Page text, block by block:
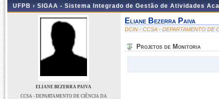
UFPB › SIGAA - Sistema Integrado de Gestão de Atividades
ELIANE BEZERRA PAIVA
CCSA - DEPARTAMENTO DE CIÊNCIA DA
Eliane Bezerra Paiva
DCIN - CCSA - DEPARTAMENTO DE
Projetos de Monitoria